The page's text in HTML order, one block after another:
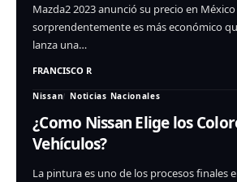
Mazda2 2023 anunció su precio en
sorprendentemente es más económico
lanza una…
FRANCISCO R
Nissan Noticias Nacionales
¿Como Nissan Elige los
Vehículos?
La pintura es uno de los procesos finales